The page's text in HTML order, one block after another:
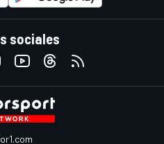
sociales